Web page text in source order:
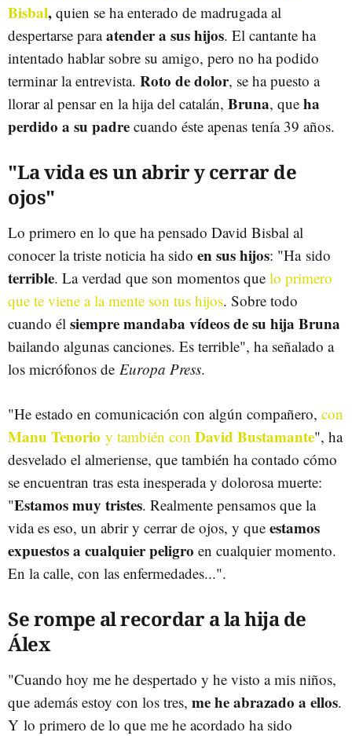
Bisbal, quien se ha enterado de madrugada al
despertarse paraatender a sus hijos. El cantante ha
intentado hablar sobre su amigo, pero no ha podido
terminar la entrevista. Roto de dolor, se ha puesto a
llorar al pensar en la hija del catalán, Bruna, que ha
perdido a su padre cuando éste apenas tenía 39 años.
"La vida es un abrir y cerrar de
ojos"
Lo primero en lo que ha pensado David Bisbal al
conocer la triste noticia ha sido en sus hijos: "Ha sido
terrible. La verdad que son momentos que lo primero
que te viene a la mente son tus hijos. Sobre todo
cuando él siempre mandaba vídeos de su hija Bruna
bailando algunas canciones. Es terrible", ha señalado a
los micrófonos de Europa Press.
"He estado en comunicación con algún compañero, con
Manu Tenorio y también con David Bustamante", ha
desvelado el almeriense, que también ha contado cómo
se encuentran tras esta inesperada y dolorosa muerte:
"Estamos muy tristes. Realmente pensamos que la
vida es eso, un abrir y cerrar de ojos, y que estamos
expuestos a cualquier peligro en cualquier momento.
En la calle, con las enfermedades...".
Se rompe al recordar a la hija de
Álex
"Cuando hoy me he despertado y he visto a mis niños,
que además estoy con los tres, me he abrazado a ellos.
Y lo primero de lo que me he acordado ha sido